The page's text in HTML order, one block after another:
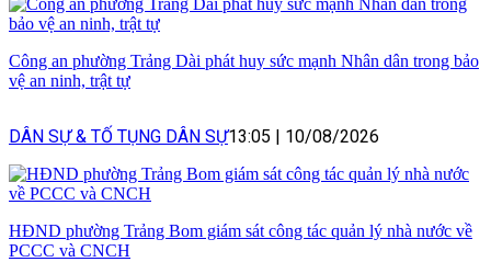
Công an phường Trảng Dài phát huy sức mạnh Nhân dân trong bảo
vệ an ninh, trật tự
DÂN SỰ & TỐ TỤNG DÂN SỰ13:05 10/08/2026
HĐND phường Trảng Bom giám sát công tác quản lý nhà nước về
PCCC và CNCH